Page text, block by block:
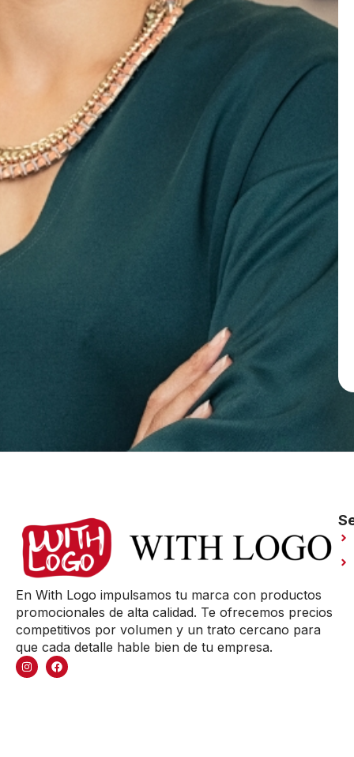
En With Logo impulsamos tu marca con productos
promocionales de alta calidad. Te ofrecemos precios
competitivos por volumen y un trato cercano para
que cada detalle hable bien de tu empresa.